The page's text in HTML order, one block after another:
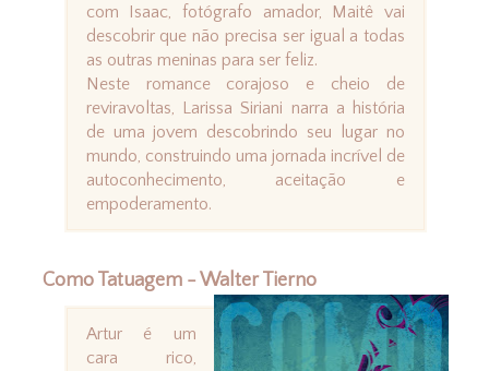
com Isaac, fotógrafo amador, Maitê vai
descobrir que não precisa ser igual a todas
as outras meninas para ser feliz.
Neste romance corajoso e cheio de
reviravoltas, Larissa Siriani narra a história
de uma jovem descobrindo seu lugar no
mundo, construindo uma jornada incrível de
autoconhecimento, aceitação e
empoderamento.
Como Tatuagem - Walter Tierno
Artur é um
cara rico,